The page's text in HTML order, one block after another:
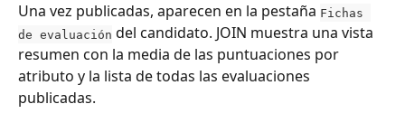
Una vez publicadas, aparecen en la pestaña Fichas
de evaluación del candidato. JOIN muestra una vista
resumen con la media de las puntuaciones por
atributo y la lista de todas las evaluaciones
publicadas.